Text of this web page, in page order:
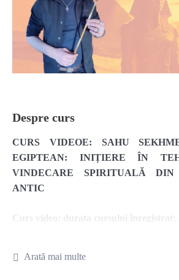
Despre curs
CURS VIDEOE: SAHU
EGIPTEAN: INIȚIERE ÎN
VINDECARE SPIRITUALĂ DIN
ANTIC
Curs video: durata cursului înregistrat:
Arată mai multe